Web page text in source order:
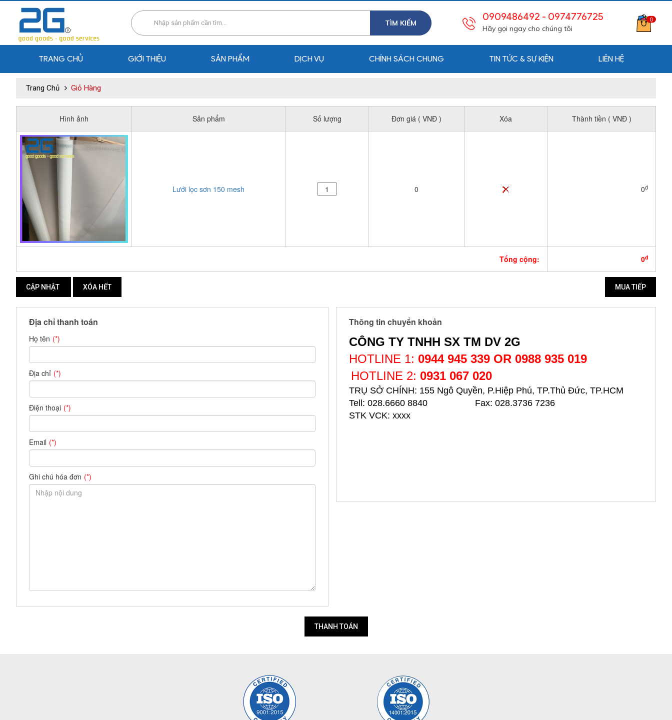
TÌM KIẾM
0909486492 - 0974776725
Hãy gọi ngay cho chúng tôi
0
TRANG CHỦ GIỚI THIỆU SẢN PHẨM DỊCH VỤ CHÍNH SÁCH CHUNG TIN TỨC & SỰ KIỆN LIÊN HỆ
Trang Chủ Giỏ Hàng
Hình ảnh Sản phẩm Số lượng Đơn giá ( VNĐ ) Xóa Thành tiền ( VNĐ )
Lưới lọc sơn 150 mesh 0 0đ
Tổng cộng: 0đ
Địa chỉ thanh toán
Họ tên
Địa chỉ
Điện thoại
Email
Ghi chú hóa đơn
Thông tin chuyển khoản
CÔNG TY TNHH SX TM DV 2G
HOTLINE 1: 0944 945 339 OR 0988 935 019
HOTLINE 2: 0931 067 020
TRỤ SỞ CHÍNH: 155 Ngô Quyền, P.Hiệp Phú, TP.Thủ Đức, TP.HCM
Tell: 028.6660 8840 Fax: 028.3736 7236
STK VCK: xxxx